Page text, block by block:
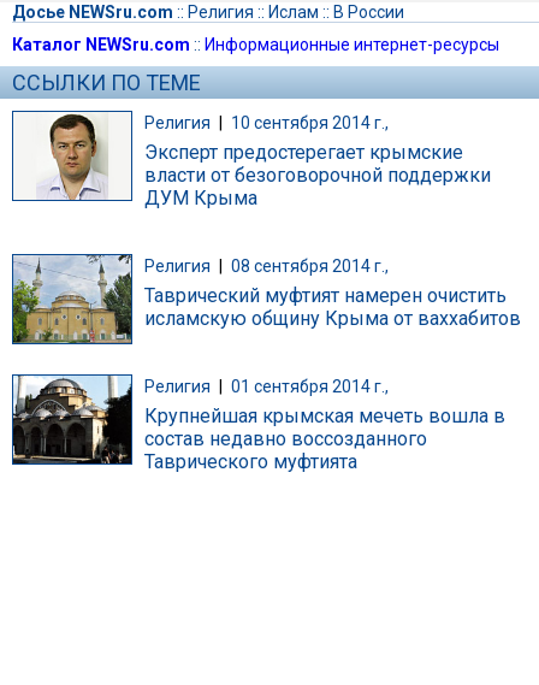
Досье NEWSru.com :: Религия :: Ислам :: В России
Каталог NEWSru.com :: Информационные интернет-ресурсы
ССЫЛКИ ПО ТЕМЕ
Религия | 10 сентября 2014 г.,
Эксперт предостерегает крымские
власти от безоговорочной поддержки
ДУМ Крыма
Религия 08 сентября 2014 г.,
Таврический муфтият намерен очистить
исламскую общину Крыма от ваххабитов
Религия 01 сентября 2014 г.,
Крупнейшая крымская мечеть вошла в
состав недавно воссозданного
Таврического муфтията